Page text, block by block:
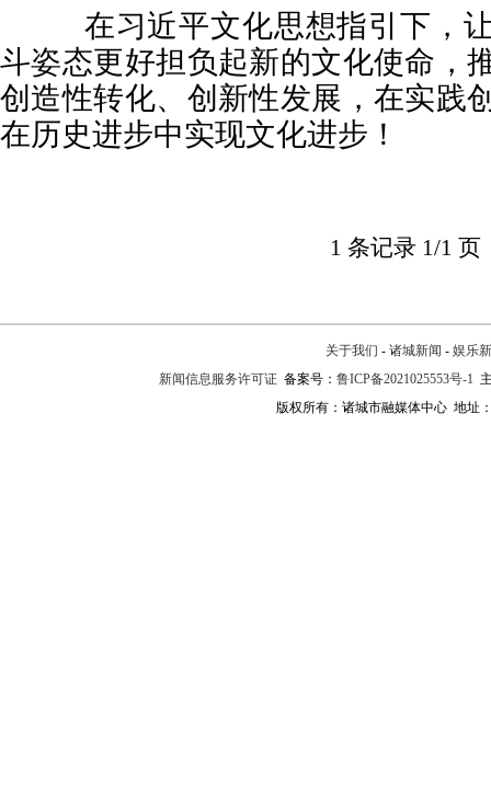
在习近平文化思想指引下，
斗姿态更好担负起新的文化使命，
创造性转化、创新性发展，在实践
在历史进步中实现文化进步！
1 条记录 1/1 页
关于我们 - 诸城新闻 - 娱乐
新闻信息服务许可证备案号： 鲁ICP备2021025553号-1
版权所有：诸城市融媒体中心 地址